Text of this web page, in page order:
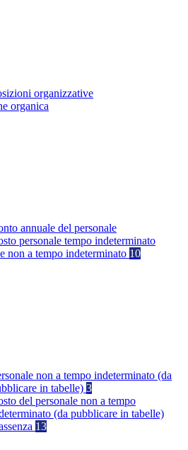
organizzative
organica
annuale del personale
personale tempo indeterminato
non a tempo indeterminato 10
non a tempo indeterminato (da
in tabelle) 3
del personale non a tempo
(da pubblicare in tabelle)
13